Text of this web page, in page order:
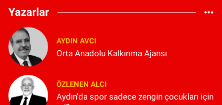
Yazarlar
AYDIN AVCI
Orta Anadolu Kalkınma Ajansı
ÖZLENEN ALCI
Aydın'da spor sadece zengin çocukları için